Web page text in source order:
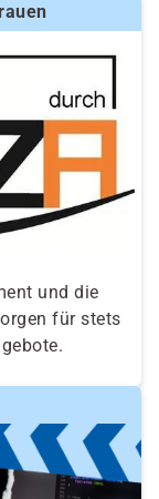
und die
für stets